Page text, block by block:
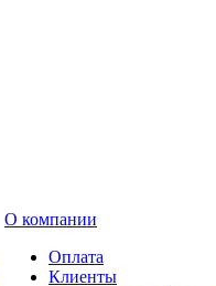
О компании
Оплата
Клиенты